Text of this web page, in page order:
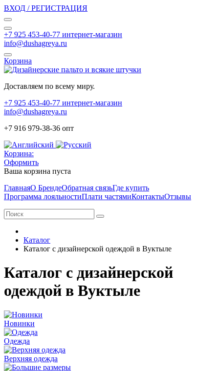
ВХОД / РЕГИСТРАЦИЯ
+7 925 453-40-77 интернет-магазин
info@dushagreya.ru
Корзина
Доставляем по всему миру.
+7 925 453-40-77 интернет-магазин
info@dushagreya.ru
+7 916 979-38-36 опт
Корзина:
Оформить
Ваша корзина пуста
ГлавнаяО БрендеОбратная связьГде купить
Программа лояльностиПлати частямиКонтактыОтзывы
Каталог
Каталог с дизайнерской одеждой в Вуктыле
Каталог с дизайнерской
одеждой в Вуктыле
Новинки
Одежда
Верхняя одежда